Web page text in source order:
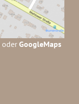
oder GoogleMaps